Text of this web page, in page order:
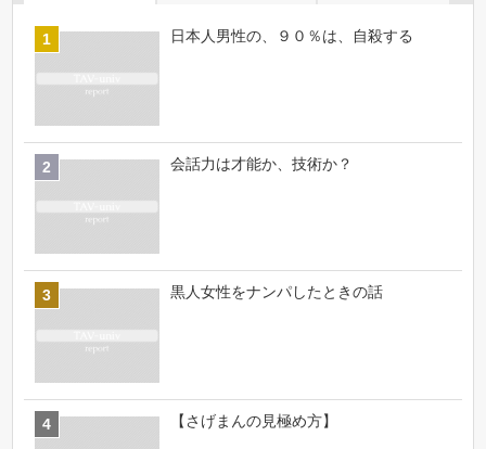
日本人男性の、９０％は、自殺する
会話力は才能か、技術か？
黒人女性をナンパしたときの話
【さげまんの見極め方】